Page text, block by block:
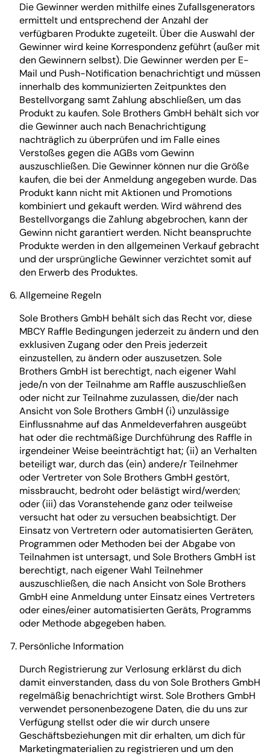
Die Gewinner werden mithilfe eines Zufallsgenerators
ermittelt und entsprechend der Anzahl der
verfügbaren Produkte zugeteilt. Über die Auswahl der
Gewinner wird keine Korrespondenz geführt (außer mit
den Gewinnern selbst). Die Gewinner werden per E-
Mail und Push-Notification benachrichtigt und müssen
innerhalb des kommunizierten Zeitpunktes den
Bestellvorgang samt Zahlung abschließen, um das
Produkt zu kaufen. Sole Brothers GmbH behält sich vor
die Gewinner auch nach Benachrichtigung
nachträglich zu überprüfen und im Falle eines
Verstoßes gegen die AGBs vom Gewinn
auszuschließen. Die Gewinner können nur die Größe
kaufen, die bei der Anmeldung angegeben wurde. Das
Produkt kann nicht mit Aktionen und Promotions
kombiniert und gekauft werden. Wird während des
Bestellvorgangs die Zahlung abgebrochen, kann der
Gewinn nicht garantiert werden. Nicht beanspruchte
Produkte werden in den allgemeinen Verkauf gebracht
und der ursprüngliche Gewinner verzichtet somit auf
den Erwerb des Produktes.
Allgemeine Regeln
Sole Brothers GmbH behält sich das Recht vor, diese
MBCY Raffle Bedingungen jederzeit zu ändern und den
exklusiven Zugang oder den Preis jederzeit
einzustellen, zu ändern oder auszusetzen. Sole
Brothers GmbH ist berechtigt, nach eigener Wahl
jede/n von der Teilnahme am Raffle auszuschließen
oder nicht zur Teilnahme zuzulassen, die/der nach
Ansicht von Sole Brothers GmbH (i) unzulässige
Einflussnahme auf das Anmeldeverfahren ausgeübt
hat oder die rechtmäßige Durchführung des Raffle in
irgendeiner Weise beeinträchtigt hat; (ii) an Verhalten
beteiligt war, durch das (ein) andere/r Teilnehmer
oder Vertreter von Sole Brothers GmbH gestört,
missbraucht, bedroht oder belästigt wird/werden;
oder (iii) das Voranstehende ganz oder teilweise
versucht hat oder zu versuchen beabsichtigt. Der
Einsatz von Vertretern oder automatisierten Geräten,
Programmen oder Methoden bei der Abgabe von
Teilnahmen ist untersagt, und Sole Brothers GmbH ist
berechtigt, nach eigener Wahl Teilnehmer
auszuschließen, die nach Ansicht von Sole Brothers
GmbH eine Anmeldung unter Einsatz eines Vertreters
oder eines/einer automatisierten Geräts, Programms
oder Methode abgegeben haben.
Persönliche Information
Durch Registrierung zur Verlosung erklärst du dich
damit einverstanden, dass du von Sole Brothers GmbH
regelmäßig benachrichtigt wirst. Sole Brothers GmbH
verwendet personenbezogene Daten, die du uns zur
Verfügung stellst oder die wir durch unsere
Geschäftsbeziehungen mit dir erhalten, um dich für
Marketingmaterialien zu registrieren und um den